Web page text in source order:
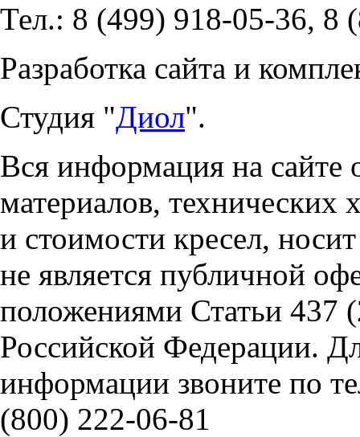
Тел.: 8 (499) 918-05-36, 8
Разработка сайта и
Студия "Диол".
Вся информация на сайте
материалов, технических
и стоимости кресел,
не является публичной
положениями Статьи 437
Российской Федерации.
информации звоните по
(800) 222-06-81